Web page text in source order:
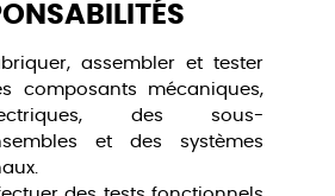
assembler et tester
composants mécaniques,
des sous-
et des systèmes